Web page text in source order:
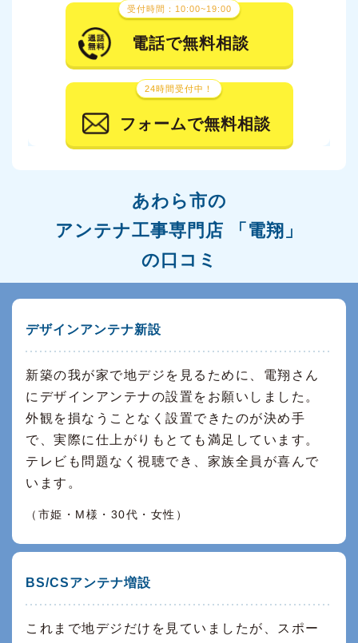
受付時間：10:00~19:00
電話で無料相談
24時間受付中！
フォームで無料相談
あわら市の
アンテナ工事専門店 「電翔」
の口コミ
デザインアンテナ新設
新築の我が家で地デジを見るために、電翔さん
にデザインアンテナの設置をお願いしました。
外観を損なうことなく設置できたのが決め手
で、実際に仕上がりもとても満足しています。
テレビも問題なく視聴でき、家族全員が喜んで
います。
（市姫・M様・30代・女性）
BS/CSアンテナ増設
これまで地デジだけを見ていましたが、スポー